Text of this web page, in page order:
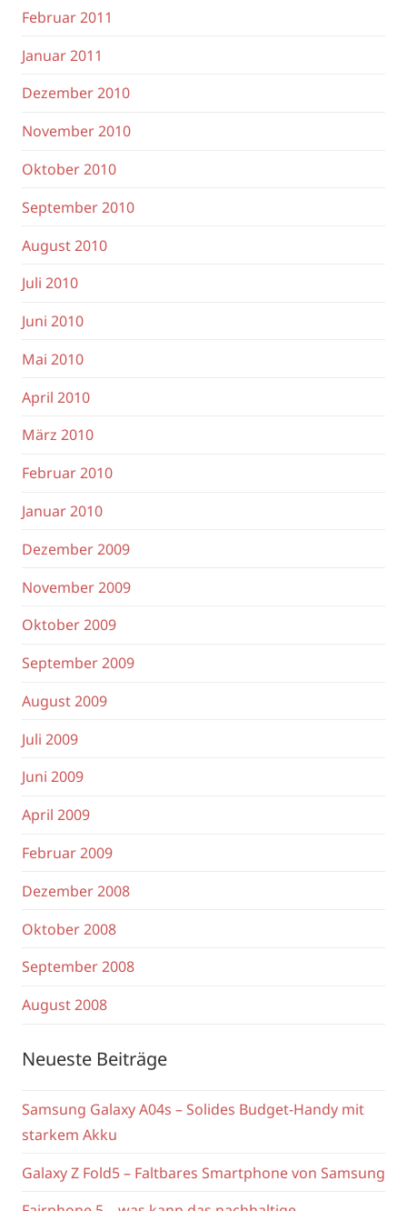
Februar 2011
Januar 2011
Dezember 2010
November 2010
Oktober 2010
September 2010
August 2010
Juli 2010
Juni 2010
Mai 2010
April 2010
März 2010
Februar 2010
Januar 2010
Dezember 2009
November 2009
Oktober 2009
September 2009
August 2009
Juli 2009
Juni 2009
April 2009
Februar 2009
Dezember 2008
Oktober 2008
September 2008
August 2008
Neueste Beiträge
Samsung Galaxy A04s – Solides Budget-Handy mit
starkem Akku
Galaxy Z Fold5 – Faltbares Smartphone von Samsung